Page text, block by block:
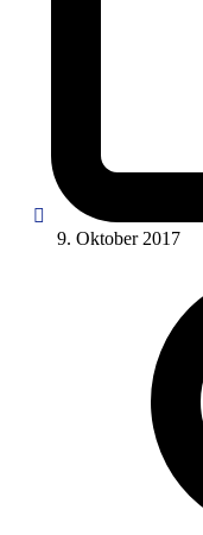
9. Oktober 2017